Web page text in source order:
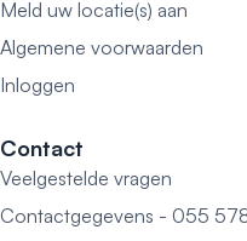
Meld uw locatie(s) aan
Algemene voorwaarden
Inloggen
Contact
Veelgestelde vragen
Contactgegevens - 055